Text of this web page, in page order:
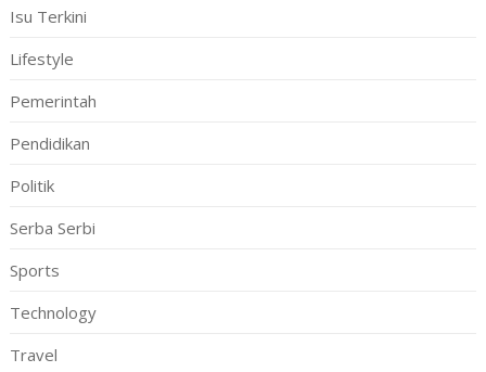
Isu Terkini
Lifestyle
Pemerintah
Pendidikan
Politik
Serba Serbi
Sports
Technology
Travel